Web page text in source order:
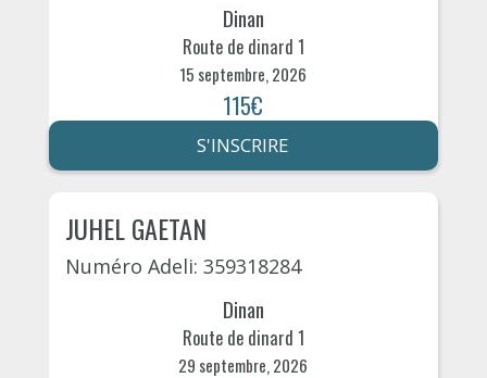
Dinan
Route de dinard 1
15 septembre, 2026
115€
S'INSCRIRE
JUHEL GAETAN
Numéro Adeli: 359318284
Dinan
Route de dinard 1
29 septembre, 2026